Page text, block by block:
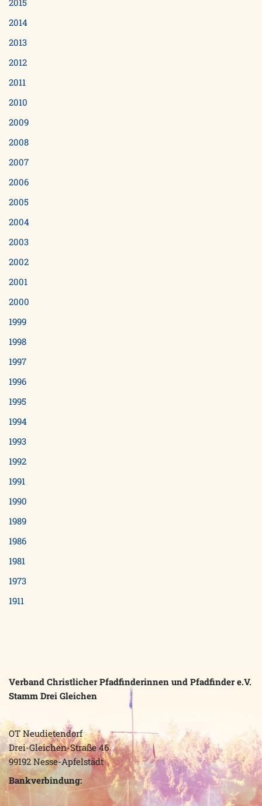
2015
2014
2013
2012
2011
2010
2009
2008
2007
2006
2005
2004
2003
2002
2001
2000
1999
1998
1997
1996
1995
1994
1993
1992
1991
1990
1989
1986
1981
1973
1911
Verband Christlicher Pfadfinderinnen und Pfadfinder e.V.
Stamm Drei Gleichen
OT Neudietendorf
Drei-Gleichen-Straße 46
99192 Nesse-Apfelstädt
Bankverbindung: